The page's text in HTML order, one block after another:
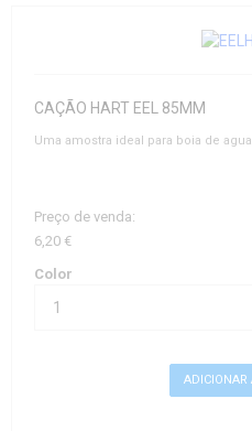
CAÇÃO HART EEL 85MM
Uma amostra ideal para boia de
Preço de venda:
6,20 €
Color